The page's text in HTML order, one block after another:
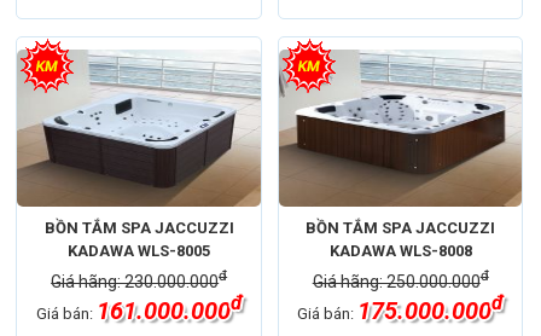
BỒN TẮM SPA JACCUZZI
KADAWA WLS-8005
Giá hãng: 230.000.000đ
Giá bán: 161.000.000đ
BỒN TẮM SPA JACCUZZI
KADAWA WLS-8008
Giá hãng: 250.000.000đ
Giá bán: 175.000.000đ